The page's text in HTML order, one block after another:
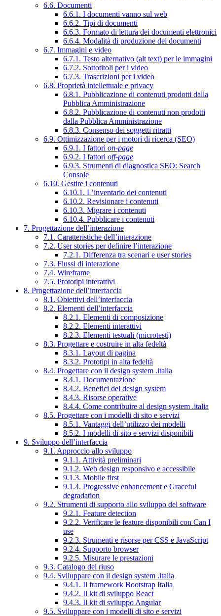
6.6. Documenti
6.6.1. I documenti vanno sul web
6.6.2. Tipi di documenti
6.6.3. Formato di lettura dei documenti elettronici
6.6.4. Modalità di produzione dei documenti
6.7. Immagini e video
6.7.1. Testo alternativo (alt text) per le immagini
6.7.2. Sottotitoli per i video
6.7.3. Trascrizioni per i video
6.8. Proprietà intellettuale e privacy
6.8.1. Pubblicazione di contenuti prodotti dalla
Pubblica Amministrazione
6.8.2. Pubblicazione di contenuti non prodotti
dalla Pubblica Amministrazione
6.8.3. Consenso dei soggetti ritratti
6.9. Ottimizzazione per i motori di ricerca (SEO)
6.9.1. I fattori on-page
6.9.2. I fattori off-page
6.9.3. Strumenti di diagnostica SEO: Search
Console
6.10. Gestire i contenuti
6.10.1. L’inventario dei contenuti
6.10.2. Revisionare i contenuti
6.10.3. Migrare i contenuti
6.10.4. Pubblicare i contenuti
7. Progettazione dell’interazione
7.1. Caratteristiche dell’interazione
7.2. User stories per definire l’interazione
7.2.1. Differenza tra scenari e user stories
7.3. Flussi di interazione
7.4. Wireframe
7.5. Prototipi interattivi
8. Progettazione dell’interfaccia
8.1. Obiettivi dell’interfaccia
8.2. Elementi dell’interfaccia
8.2.1. Elementi di composizione
8.2.2. Elementi interattivi
8.2.3. Elementi testuali (microtesti)
8.3. Progettare e costruire in alta fedeltà
8.3.1. Layout di pagina
8.3.2. Prototipi in alta fedeltà
8.4. Progettare con il design system .italia
8.4.1. Documentazione
8.4.2. Benefici del design system
8.4.3. Risorse operative
8.4.4. Come contribuire al design system .italia
8.5. Progettare con i modelli di sito e servizi
8.5.1. Vantaggi dell’utilizzo dei modelli
8.5.2. I modelli di sito e servizi disponibili
9. Sviluppo dell’interfaccia
9.1. Approccio allo sviluppo
9.1.1. Attività preliminari
9.1.2. Web design responsivo e accessibile
9.1.3. Mobile first
9.1.4. Progressive enhancement e Graceful
degradation
9.2. Strumenti di supporto allo sviluppo del software
9.2.1. Feature detection
9.2.2. Verificare le feature disponibili con Can I
use
9.2.3. Strumenti e risorse per CSS e JavaScript
9.2.4. Supporto browser
9.2.5. Misurare le prestazioni
9.3. Catalogo del riuso
9.4. Sviluppare con il design system .italia
9.4.1. Il framework Bootstrap Italia
9.4.2. Il kit di sviluppo React
9.4.3. Il kit di sviluppo Angular
9.5. Sviluppare con i modelli di sito e servizi